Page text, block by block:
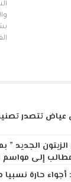
الجديد
إلى مواسم
حارة نسبيا